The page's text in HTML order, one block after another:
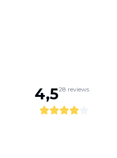
4,528 reviews